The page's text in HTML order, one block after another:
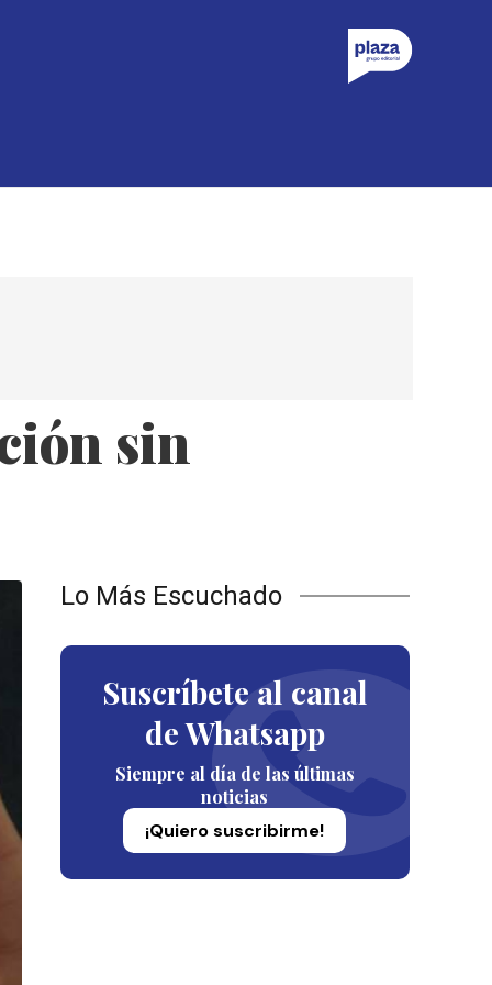
sin
Lo Más Escuchado
Suscríbete al canal
de Whatsapp
Siempre al día de las últimas
noticias
¡Quiero suscribirme!